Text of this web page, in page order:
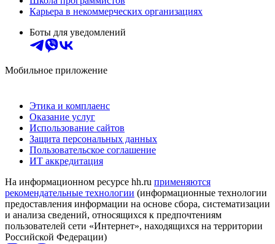
Карьера в некоммерческих организациях
Боты для уведомлений
Мобильное приложение
Этика и комплаенс
Оказание услуг
Использование сайтов
Защита персональных данных
Пользовательское соглашение
ИТ аккредитация
На информационном ресурсе hh.ru применяются
рекомендательные технологии (информационные технологии
предоставления информации на основе сбора, систематизации
и анализа сведений, относящихся к предпочтениям
пользователей сети «Интернет», находящихся на территории
Российской Федерации)